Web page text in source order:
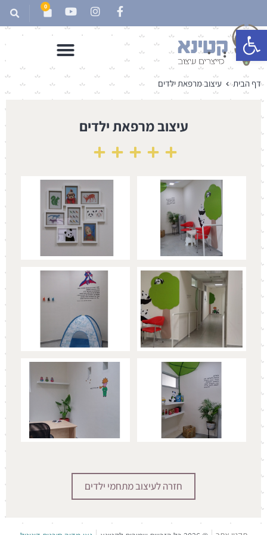
פתח סרגל נגישות
0
דף הבית עיצוב מרפאת ילדים
עיצוב מרפאת ילדים
חזרה לעיצוב מתחמי ילדים